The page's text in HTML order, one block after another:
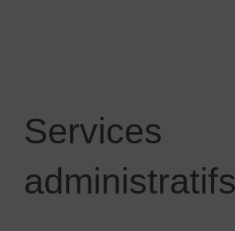
Services
administratifs